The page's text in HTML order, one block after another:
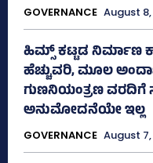
GOVERNANCE August
ಹಿಮ್ಸ್‌ ಕಟ್ಟಡ ನಿರ್ಮಾಣ
ಹೆಚ್ಚುವರಿ, ಮೂಲ
ಗುಣನಿಯಂತ್ರಣ ವರದಿಗೆ
ಅನುಮೋದನೆಯೇ ಇಲ್ಲ
GOVERNANCE August